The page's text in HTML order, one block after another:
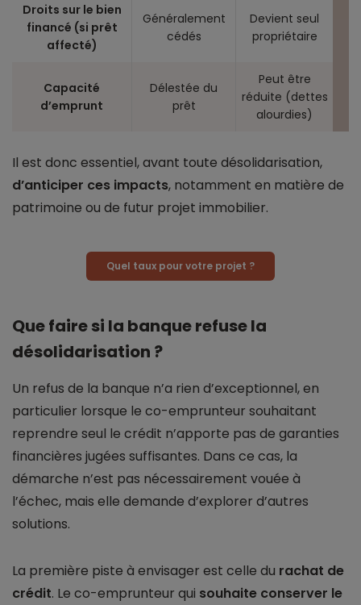
Droits sur le bien
financé (si prêt
affecté)
Généralement
cédés
Devient seul
propriétaire
Capacité
d’emprunt
Délestée du
prêt
Peut être
réduite (dettes
alourdies)
Il est donc essentiel, avant toute désolidarisation,
d’anticiper ces impacts, notamment en matière de
patrimoine ou de futur projet immobilier.
Quel taux pour votre projet ?
Que faire si la banque refuse la
désolidarisation ?
Un refus de la banque n’a rien d’exceptionnel, en
particulier lorsque le co-emprunteur souhaitant
reprendre seul le crédit n’apporte pas de garanties
financières jugées suffisantes. Dans ce cas, la
démarche n’est pas nécessairement vouée à
l’échec, mais elle demande d’explorer d’autres
solutions.
La première piste à envisager est celle du rachat de
crédit. Le co-emprunteur qui souhaite conserver le